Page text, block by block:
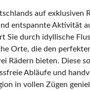
auf exklusiven
entspannte Aktivität
Sie durch idyllische
Orte, die den
Rädern bieten. Diese
Abläufe und
in vollen Zügen